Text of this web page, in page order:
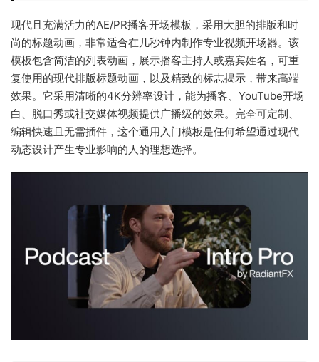
现代且充满活力的AE/PR播客开场模板，采用大胆的排版和时
尚的标题动画，非常适合在几秒钟内制作专业视频开场器。该
模板包含简洁的列表动画，展示播客主持人或嘉宾姓名，可重
复使用的现代排版标题动画，以及精致的标志揭示，带来高端
效果。它采用清晰的4K分辨率设计，能为播客、YouTube开场
白、脱口秀或社交媒体视频提供广播级的效果。完全可定制、
编辑快速且无需插件，这个通用入门模板是任何希望通过现代
动态设计产生专业影响的人的理想选择。